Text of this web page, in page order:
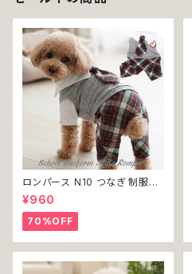
ロンパース N10 つなぎ 制服風
チェック柄 グレー 灰色 コスチュ
ーム コスプレ ドッグウェア dog
犬 猫 ペット 服 犬服 洋服 オシ
ャレ かわいい 小型犬 返品交換
不可
¥960
70%OFF